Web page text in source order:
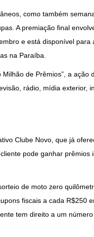
como também
A premiação final
e está disponível para
na Paraíba.
de Prêmios”, a ação
rádio, mídia exterior,
Clube Novo, que já
pode ganhar prêmios
de moto zero
fiscais a cada R$250
tem direito a um